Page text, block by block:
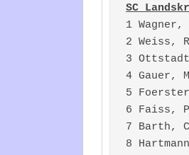
SC
1
2 Weiss,
3
4
5
6 Faiss,
7 Barth,